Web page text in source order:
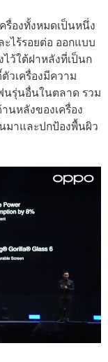
รื่องทั้งหมดเป็นหนึ่ง
ไร้รอยต่อ ออกแบบ
ว้ใต้ฝาหลังที่เป็นก
วเครื่องมีความ
รุ่นอื่นในตลาด รวม
นหลังของเครื่อง
มาและปกป้องพื้นผิว